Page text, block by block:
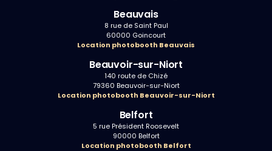
Beauvais
8 rue de Saint Paul
60000 Goincourt
Location photobooth Beauvais
Beauvoir-sur-Niort
140 route de Chizé
79360 Beauvoir-sur-Niort
Location photobooth Beauvoir-sur-Niort
Belfort
5 rue Président Roosevelt
90000 Belfort
Location photobooth Belfort